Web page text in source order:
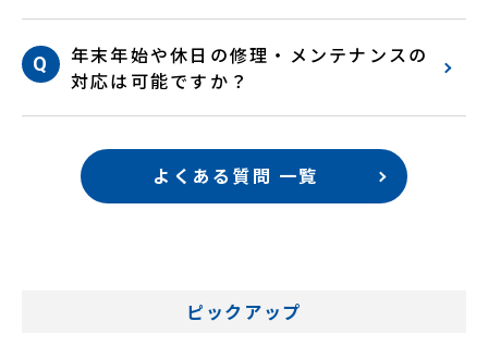
年末年始や休日の修理・メンテナンスの
対応は可能ですか？
よくある質問 一覧
ピックアップ